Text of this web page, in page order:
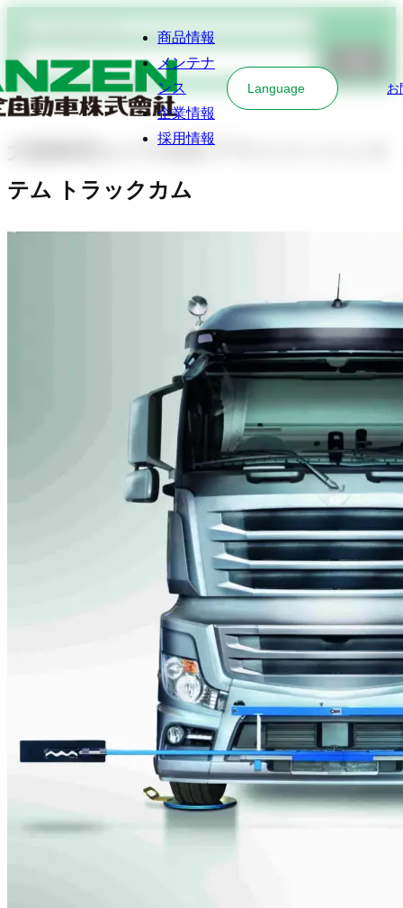
商品情報
メンテナ
ンス
企業情報
採用情報
Language お
アライメントテスター
大型車用カメラ方式 アライメントシス
テム トラックカム